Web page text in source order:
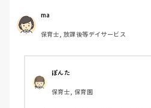
いい工夫はありますか？
ma
保育士, 放課後等デイサービス
ぽんた
保育士, 保育園